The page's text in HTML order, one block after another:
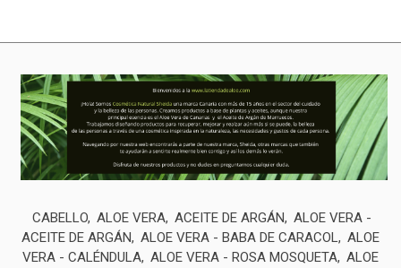
CABELLO ALOE VERA ACEITE DE ARGÁN
ALOE VERA -
ACEITE DE ARGÁN
ALOE VERA - BABA DE CARACOL ALOE
VERA - CALÉNDULA ALOE VERA - ROSA MOSQUETA ALOE